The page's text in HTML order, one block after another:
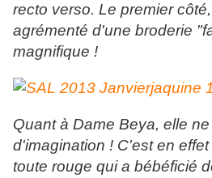
recto verso. Le premier
agrémenté d'une broderie
magnifique !
Quant à Dame Beya, elle
d'imagination ! C'est en
toute rouge qui a bébéficié